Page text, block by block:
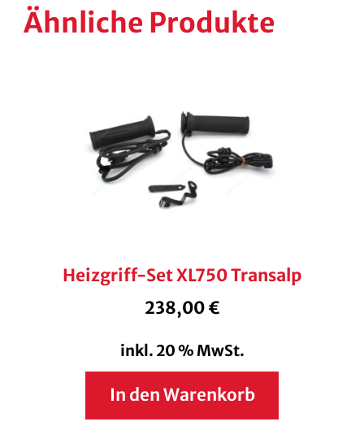
Ähnliche Produkte
Heizgriff-Set XL750 Transalp
238,00€
inkl. 20 % MwSt.
In den Warenkorb